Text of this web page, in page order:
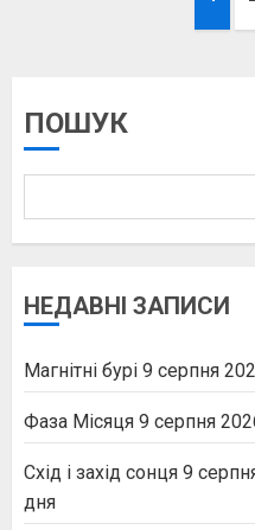
ПОШУК
НЕДАВНІ ЗАПИСИ
Магнітні бурі 9 серпня
Фаза Місяця 9 серпня
Схід і захід сонця 9
дня